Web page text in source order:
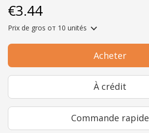
€3.44
Prix ​​de gros от 10 unités
Acheter
À crédit
Commande rapide